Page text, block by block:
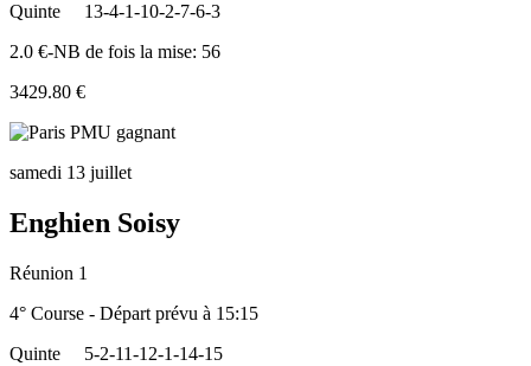
Quinte
13-4-1-10-2-7-6-3
2.0 €-NB de fois la mise: 56
3429.80 €
samedi 13 juillet
Enghien Soisy
Réunion 1
4° Course - Départ prévu à 15:15
Quinte
5-2-11-12-1-14-15